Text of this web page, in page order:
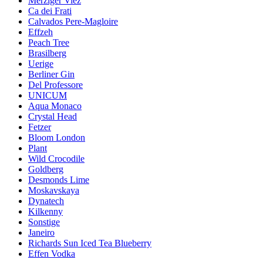
Ca dei Frati
Calvados Pere-Magloire
Effzeh
Peach Tree
Brasilberg
Uerige
Berliner Gin
Del Professore
UNICUM
Aqua Monaco
Crystal Head
Fetzer
Bloom London
Plant
Wild Crocodile
Goldberg
Desmonds Lime
Moskavskaya
Dynatech
Kilkenny
Sonstige
Janeiro
Richards Sun Iced Tea Blueberry
Effen Vodka